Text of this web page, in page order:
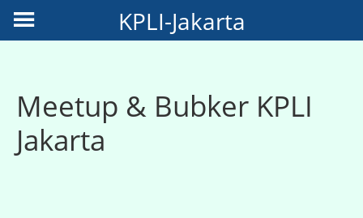
KPLI-Jakarta
Meetup & Bubker KPLI
Jakarta